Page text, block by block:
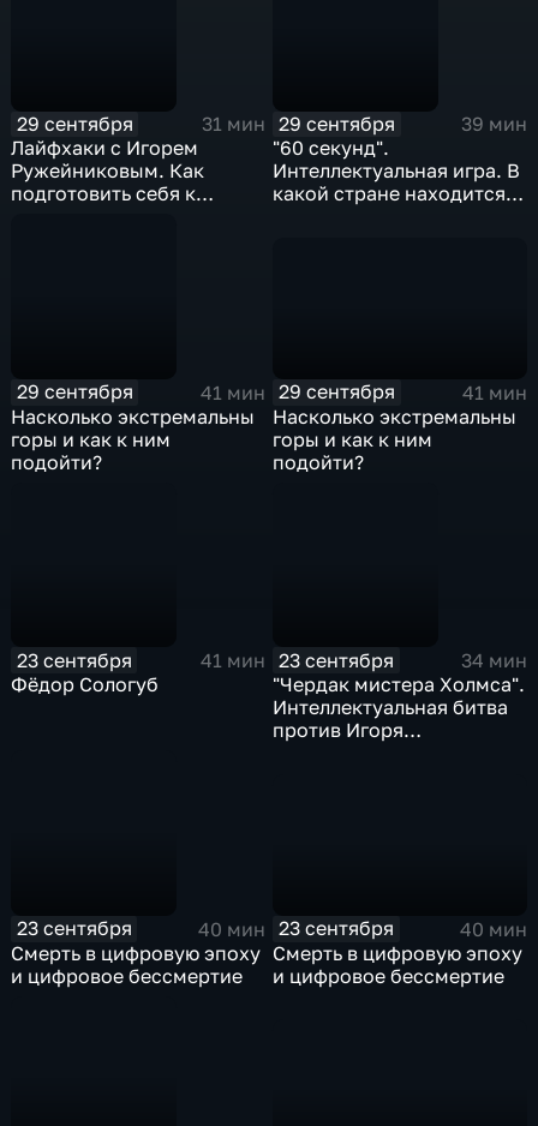
29 сентября
31 мин
Лайфхаки с Игорем
Ружейниковым. Как
подготовить себя к
29 сентября
39 мин
"60 секунд".
Интеллектуальная игра. В
какой стране находится
29 сентября
41 мин
Насколько экстремальны
горы и как к ним
подойти?
29 сентября
41 мин
Насколько экстремальны
горы и как к ним
подойти?
23 сентября
41 мин
Фёдор Сологуб
23 сентября
34 мин
"Чердак мистера Холмса".
Интеллектуальная битва
против Игоря
23 сентября
40 мин
Смерть в цифровую эпоху
и цифровое бессмертие
23 сентября
40 мин
Смерть в цифровую эпоху
и цифровое бессмертие